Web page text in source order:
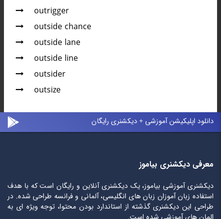
outrigger
outside chance
outside lane
outside line
outsider
outsize
دانلود اپلیکیشن آموزشی + دیکشنری رایگان
معرفی دیکشنری بیاموز
دیکشنری آموزشی بیاموز، یک دیکشنری آنلاین و رایگان است که با هدف
استفاده زبان آموزان زبان های انگلیسی، آلمانی و فرانسه طراحی شده. در
طراحی این دیکشنری گذشته از استاندارد بودن محتوا، توجه ویژه ای به